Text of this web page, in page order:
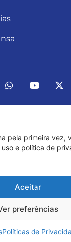
pela primeira vez,
e política de
Aceitar
preferências
Políticas de
–